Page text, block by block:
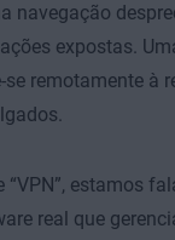
navegação
expostas.
se remotamente à
estamos
real que